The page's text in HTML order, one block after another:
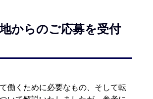
からのご応募を受付
働くために必要なもの、そして転